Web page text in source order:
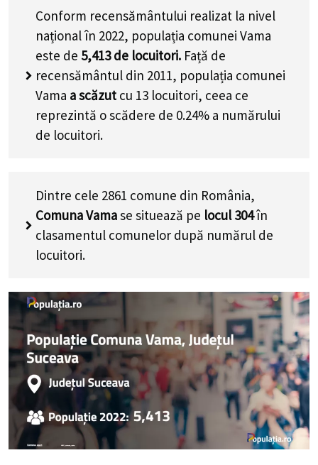
Conform recensământului realizat la nivel
național în 2022, populația comunei Vama
este de 5,413de locuitori. Față de
recensământul din 2011, populația comunei
Vama a scăzut cu 13 locuitori, ceea ce
reprezintă o scădere de 0.24% a numărului
de locuitori.
Dintre cele 2861 comune din România,
Comuna Vamase situează pe locul 304în
clasamentul comunelor după numărul de
locuitori.